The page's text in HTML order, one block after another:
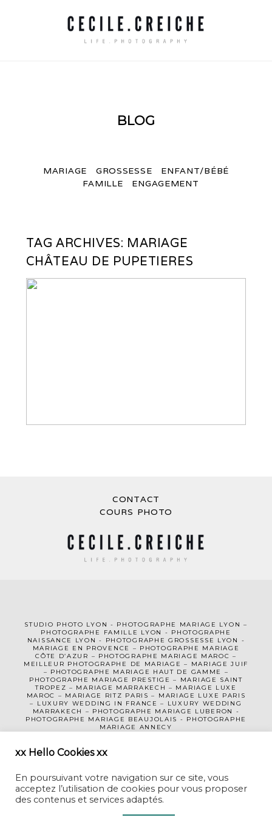
BLOG
MARIAGE GROSSESSE
ENFANT/BÉBÉ
FAMILLE
ENGAGEMENT
TAG ARCHIVES: MARIAGE
CHÂTEAU DE PUPETIERES
CONTACT
COURS PHOTO
STUDIO PHOTO LYON - PHOTOGRAPHE MA RIAGE LYON –
PHOTOGRAPHE FAMILLE LYON
- PHOTOGRAPHE
NAISSANCE LYON - PHOTOGRAPHE GROSSESSE LYON
-
MARIAGE EN PROVENCE
– PHOTOGRAPHE MARIAGE
CÔTE D’AZUR – PHOTOGRAPHE MARIAGE MAROC –
MEILLEUR PHOTOGRAPHE DE MARIAGE – MARIAGE JUIF
– PHOTOGRAPHE MARIAGE HAUT DE GAMME
–
PHOTOGRAPHE MARIAGE PRESTIGE – MARIAGE SAINT
TROPEZ – MARIAGE MARRAKECH – MARIAGE LUXE
MAROC
– MARIAGE RITZ PARIS – MARIAGE LUXE PARIS
– LUXURY WEDDING IN FRANCE – LUXURY WEDDING
MARRAKECH – PHOTOGRAPHE MARIAGE LUBERON -
PHOTOGRAPHE MARIAGE BEAUJOLAIS - PHOTOGRAPHE
MARIAGE ANNECY
xx Hello Cookies xx
En poursuivant votre navigation sur ce site, vous
acceptez l’utilisation de cookies pour vous proposer
des contenus et services adaptés.